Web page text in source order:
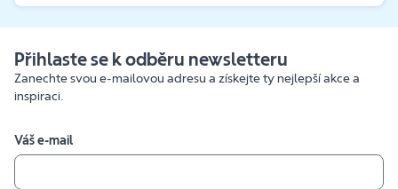
Přihlaste se k odběru newsletteru
Zanechte svou e-mailovou adresu a získejte ty nejlepší akce a
inspiraci.
Váš e-mail